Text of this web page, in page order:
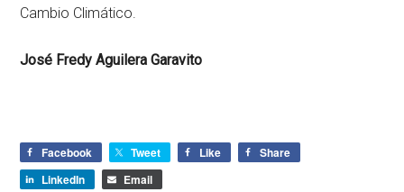
Cambio Climático.
José Fredy Aguilera Garavito
Facebook Tweet Like
Share
LinkedIn
Email